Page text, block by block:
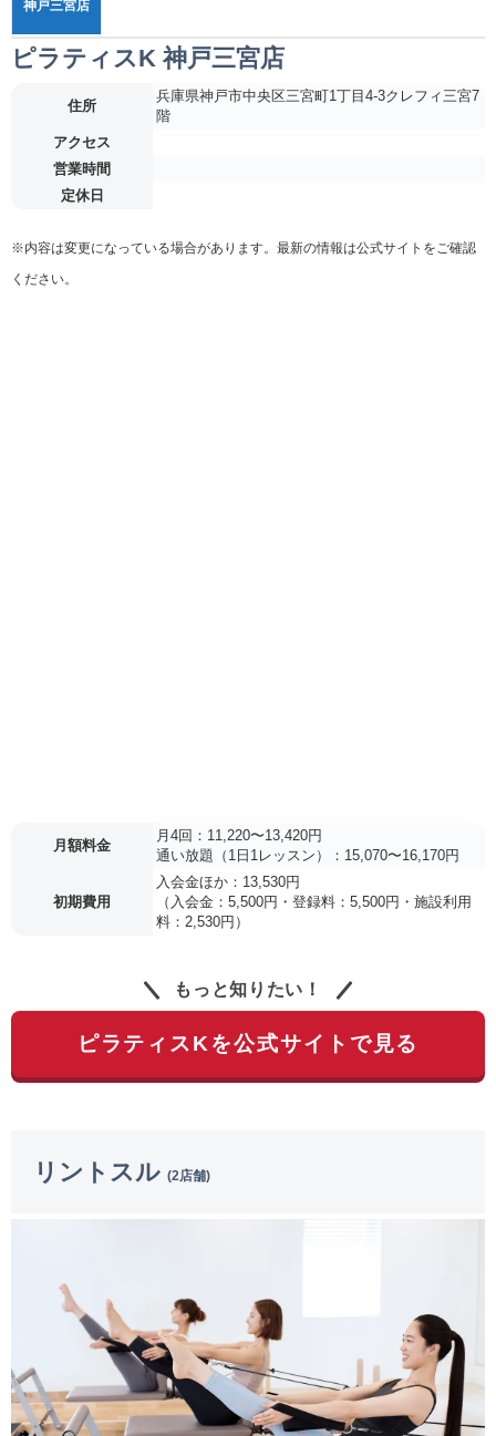
神戸三宮店
ピラティスK 神戸三宮店
住所
兵庫県神戸市中央区三宮町1丁目4-3クレフィ三宮7
階
アクセス
営業時間
定休日
※内容は変更になっている場合があります。最新の情報は公式サイトをご確認
ください。
月額料金
月4回：11,220〜13,420円
通い放題（1日1レッスン）：15,070〜16,170円
初期費用
入会金ほか：13,530円
（入会金：5,500円・登録料：5,500円・施設利用
料：2,530円）
もっと知りたい！
ピラティスKを公式サイトで見る
リントスル (2店舗)